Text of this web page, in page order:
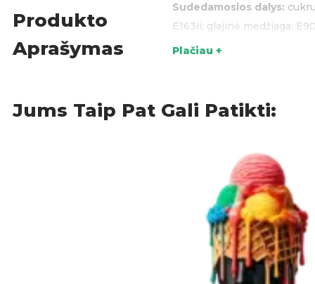
Produkto
Aprašymas
Sudedamosios dalys:
E163ii; glajinė medžiaga:
Maistinė vertė (100g):
Kilmės šalis:Kinija
Plačiau +
Jums Taip Pat Gali Patikti: